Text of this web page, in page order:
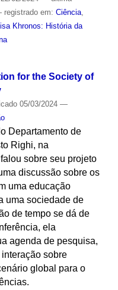
em: Ciência,
Khronos: História da
for the Society of
05/03/2024 —
Departamento de
Righi, na
sobre seu projeto
discussão sobre os
uma educação
uma sociedade de
de tempo se dá de
ela
agenda de pesquisa,
sobre
global para o